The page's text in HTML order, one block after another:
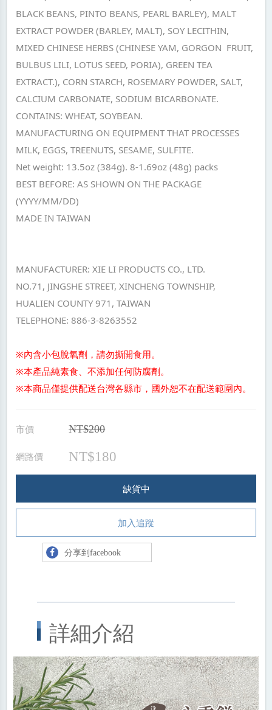
BLACK BEANS, PINTO BEANS, PEARL BARLEY), MALT
EXTRACT POWDER (BARLEY, MALT), SOY LECITHIN,
MIXED CHINESE HERBS (CHINESE YAM, GORGON FRUIT,
BULBUS LILI, LOTUS SEED, PORIA), GREEN TEA
EXTRACT.), CORN STARCH, ROSEMARY POWDER, SALT,
CALCIUM CARBONATE, SODIUM BICARBONATE.
CONTAINS: WHEAT, SOYBEAN.
MANUFACTURING ON EQUIPMENT THAT PROCESSES
MILK, EGGS, TREENUTS, SESAME, SULFITE.
Net weight: 13.5oz (384g). 8-1.69oz (48g) packs
BEST BEFORE: AS SHOWN ON THE PACKAGE
(YYYY/MM/DD)
MADE IN TAIWAN
MANUFACTURER: XIE LI PRODUCTS CO., LTD.
NO.71, JINGSHE STREET, XINCHENG TOWNSHIP,
HUALIEN COUNTY 971, TAIWAN
TELEPHONE: 886-3-8263552
※內含小包脫氧劑，請勿撕開食用。
※本產品純素食、不添加任何防腐劑。
※本商品僅提供配送台灣各縣市，國外恕不在配送範圍內。
市價 NT$200
網路價 NT$180
缺貨中
加入追蹤
分享到facebook
詳細介紹